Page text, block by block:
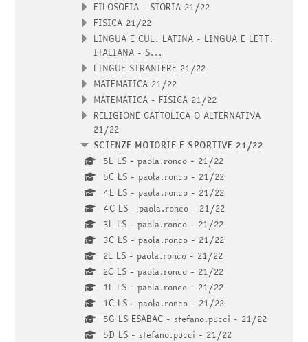
FILOSOFIA - STORIA 21/22
FISICA 21/22
LINGUA E CUL. LATINA - LINGUA E LETT.
ITALIANA - S...
LINGUE STRANIERE 21/22
MATEMATICA 21/22
MATEMATICA - FISICA 21/22
RELIGIONE CATTOLICA O ALTERNATIVA
21/22
SCIENZE MOTORIE E SPORTIVE 21/22
5L LS - paola.ronco - 21/22
5C LS - paola.ronco - 21/22
4L LS - paola.ronco - 21/22
4C LS - paola.ronco - 21/22
3L LS - paola.ronco - 21/22
3C LS - paola.ronco - 21/22
2L LS - paola.ronco - 21/22
2C LS - paola.ronco - 21/22
1L LS - paola.ronco - 21/22
1C LS - paola.ronco - 21/22
5G LS ESABAC - stefano.pucci - 21/22
5D LS - stefano.pucci - 21/22